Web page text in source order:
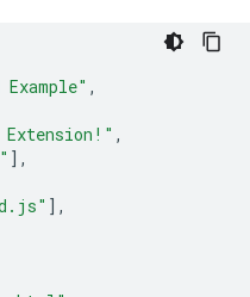
,
,
],
],